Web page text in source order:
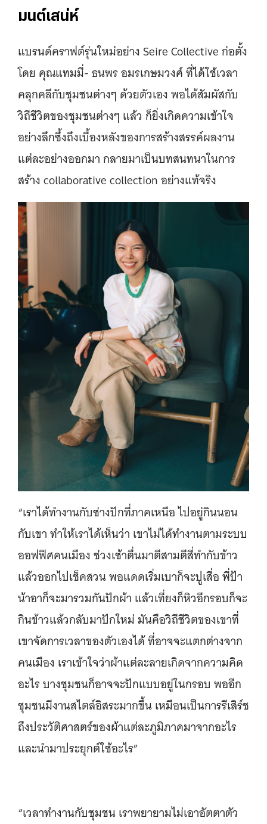
มนต์เสน่ห์
แบรนด์คราฟต์รุ่นใหม่อย่าง Seire Collective ก่อตั้ง
โดย คุณแทมมี่- ธนพร อมรเกษมวงศ์ ที่ได้ใช้เวลา
คลุกคลีกับชุมชนต่างๆ ด้วยตัวเอง พอได้สัมผัสกับ
วิถีชีวิตของชุมชนต่างๆ แล้ว ก็ยิ่งเกิดความเข้าใจ
อย่างลึกซึ้งถึงเบื้องหลังของการสร้างสรรค์ผลงาน
แต่ละอย่างออกมา กลายมาเป็นบทสนทนาในการ
สร้าง collaborative collection อย่างแท้จริง
“เราได้ทำงานกับช่างปักที่ภาคเหนือ ไปอยู่กินนอน
กับเขา ทำให้เราได้เห็นว่า เขาไม่ได้ทำงานตามระบบ
ออฟฟิศคนเมือง ช่วงเช้าตื่นมาตีสามตีสี่ทำกับข้าว
แล้วออกไปเช็คสวน พอแดดเริ่มเบาก็จะปูเสื่อ พี่ป้า
น้าอาก็จะมารวมกันปักผ้า แล้วเที่ยงก็หิวอีกรอบก็จะ
กินข้าวแล้วกลับมาปักใหม่ มันคือวิถีชีวิตของเขาที่
เขาจัดการเวลาของตัวเองได้ ที่อาจจะแตกต่างจาก
คนเมือง เราเข้าใจว่าผ้าแต่ละลายเกิดจากความคิด
อะไร บางชุมชนก็อาจจะปักแบบอยู่ในกรอบ พออีก
ชุมชนมีงานสไตล์อิสระมากขึ้น เหมือนเป็นการรีเสิร์ช
ถึงประวัติศาสตร์ของผ้าแต่ละภูมิภาคมาจากอะไร
และนำมาประยุกต์ใช้อะไร”
“เวลาทำงานกับชุมชน เราพยายามไม่เอาอัตตาตัว